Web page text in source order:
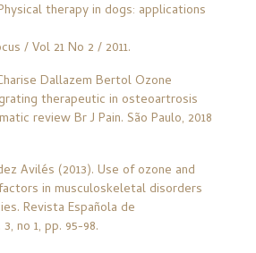
therapy in dogs: applications
/ Vol 21 No 2 / 2011.
Dallazem Bertol Ozone
therapeutic in osteoartrosis
review Br J Pain. São Paulo, 2018
Avilés (2013). Use of ozone and
in musculoskeletal disorders
Revista Española de
no 1, pp. 95-98.